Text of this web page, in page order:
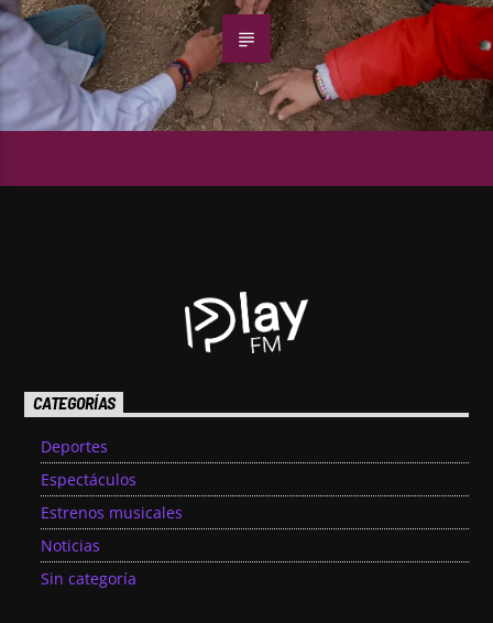
CATEGORÍAS
Deportes
Espectáculos
Estrenos musicales
Noticias
Sin categoría